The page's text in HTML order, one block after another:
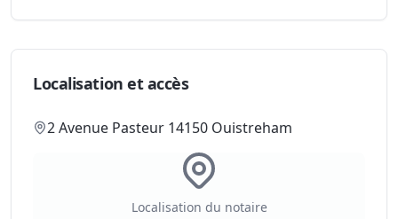
Localisation et accès
2 Avenue Pasteur 14150 Ouistreham
Localisation du notaire